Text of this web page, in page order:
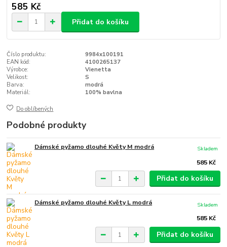
585 Kč
Přidat do košíku
Číslo produktu:
9984x100191
EAN kód:
4100265137
Výrobce:
Vienetta
Velikost:
S
Barva:
modrá
Materiál:
100% bavlna
Do oblíbených
Podobné produkty
Dámské pyžamo dlouhé Květy M modrá
585 Kč
Skladem
Přidat do košíku
Dámské pyžamo dlouhé Květy L modrá
585 Kč
Skladem
Přidat do košíku